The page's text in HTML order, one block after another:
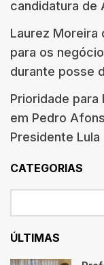
candidatura de
Laurez
para os
durante posse
Prioridade para
em Pedro
Presidente Lula
CATEGORIAS
ÚLTIMAS